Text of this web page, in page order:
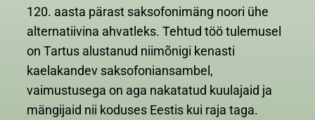
120. aasta pärast saksofonimäng noori ühe
alternatiivina ahvatleks. Tehtud töö tulemusel
on Tartus alustanud niimõnigi kenasti
kaelakandev saksofoniansambel,
vaimustusega on aga nakatatud kuulajaid ja
mängijaid nii koduses Eestis kui raja taga.